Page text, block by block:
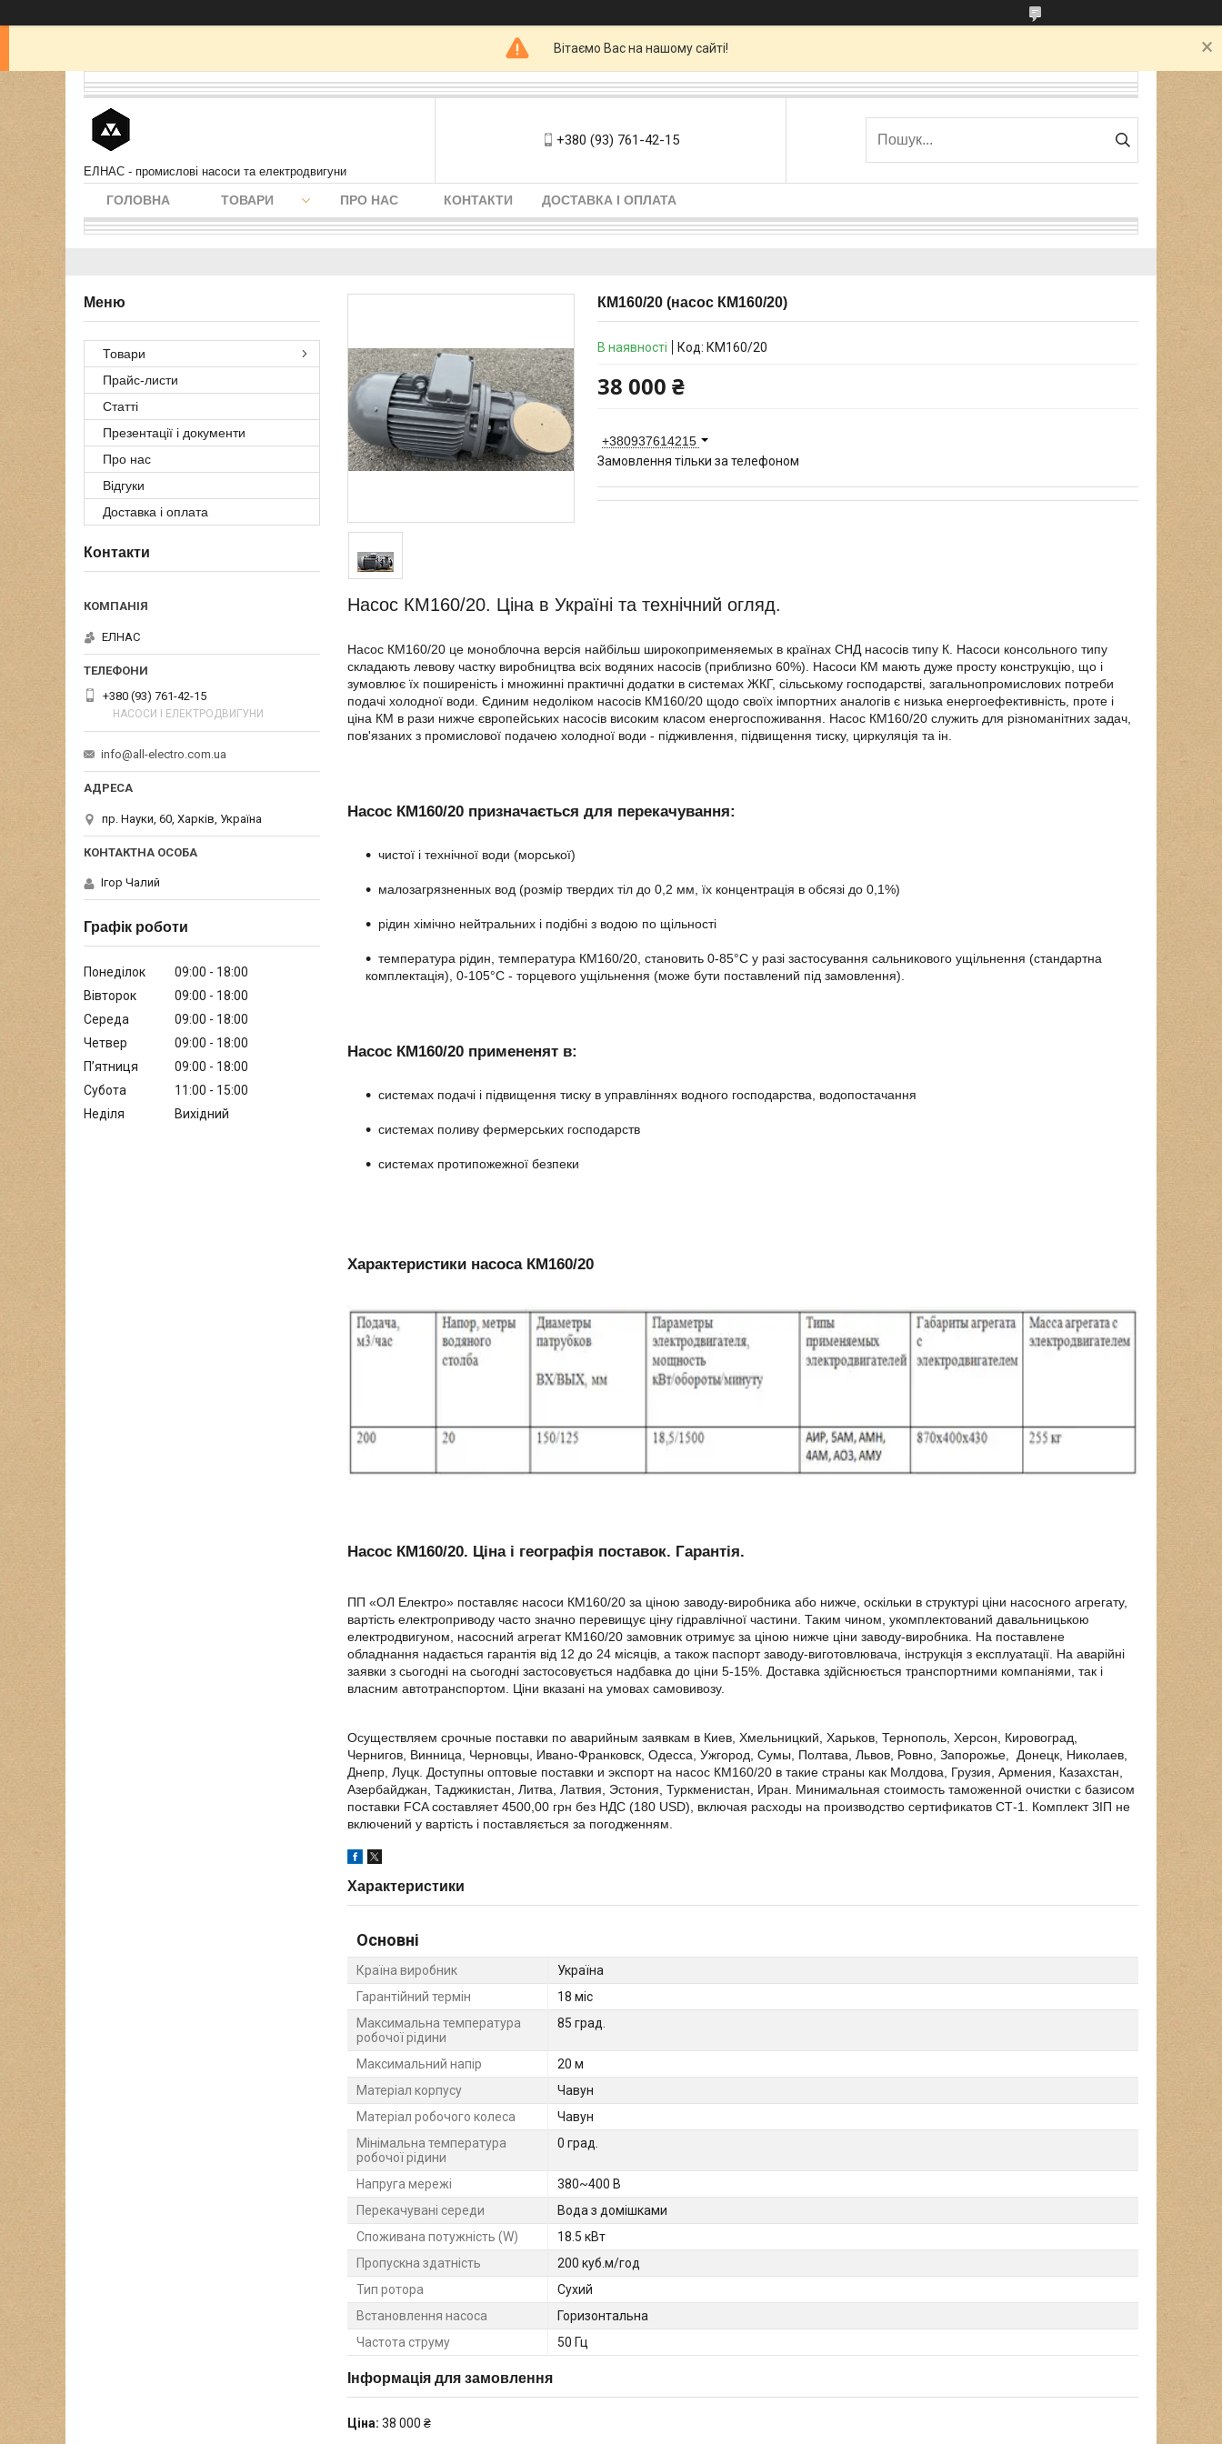
Вітаємо Вас на нашому сайті!
ЕЛНАС - промислові насоси та електродвигуни
+380 (93) 761-42-15
ГОЛОВНА ТОВАРИ ПРО НАС КОНТАКТИ ДОСТАВКА І ОПЛАТА
КМ160/20 (насос КМ160/20)
В наявності Код: КМ160/20
38 000 ₴
+380937614215
Замовлення тільки за телефоном
Насос КМ160/20. Ціна в Україні та технічний огляд.
Насос КМ160/20 це моноблочна версія найбільш широкоприменяемых в країнах СНД насосів типу К. Насоси консольного типу
складають левову частку виробництва всіх водяних насосів (приблизно 60%). Насоси КМ мають дуже просту конструкцію, що і
зумовлює їх поширеність і множинні практичні додатки в системах ЖКГ, сільському господарстві, загальнопромислових потреби
подачі холодної води. Єдиним недоліком насосів КМ160/20 щодо своїх імпортних аналогів є низька енергоефективність, проте і
ціна КМ в рази нижче європейських насосів високим класом енергоспоживання. Насос КМ160/20 служить для різноманітних задач,
пов'язаних з промислової подачею холодної води - підживлення, підвищення тиску, циркуляція та ін.
Насос КМ160/20 призначається для перекачування:
чистої і технічної води (морської)
малозагрязненных вод (розмір твердих тіл до 0,2 мм, їх концентрація в обсязі до 0,1%)
рідин хімічно нейтральних і подібні з водою по щільності
температура рідин, температура КМ160/20, становить 0-85°C у разі застосування сальникового ущільнення (стандартна
комплектація), 0-105°C - торцевого ущільнення (може бути поставлений під замовлення).
Насос КМ160/20 примененят в:
системах подачі і підвищення тиску в управліннях водного господарства, водопостачання
системах поливу фермерських господарств
системах протипожежної безпеки
Характеристики насоса КМ160/20
Насос КМ160/20. Ціна і географія поставок. Гарантія.
ПП «ОЛ Електро» поставляє насоси КМ160/20 за ціною заводу-виробника або нижче, оскільки в структурі ціни насосного агрегату,
вартість електроприводу часто значно перевищує ціну гідравлічної частини. Таким чином, укомплектований давальницькою
електродвигуном, насосний агрегат КМ160/20 замовник отримує за ціною нижче ціни заводу-виробника. На поставлене
обладнання надається гарантія від 12 до 24 місяців, а також паспорт заводу-виготовлювача, інструкція з експлуатації. На аварійні
заявки з сьогодні на сьогодні застосовується надбавка до ціни 5-15%. Доставка здійснюється транспортними компаніями, так і
власним автотранспортом. Ціни вказані на умовах самовивозу.
Осуществляем срочные поставки по аварийным заявкам в Киев, Хмельницкий, Харьков, Тернополь, Херсон, Кировоград,
Чернигов, Винница, Черновцы, Ивано-Франковск, Одесса, Ужгород, Сумы, Полтава, Львов, Ровно, Запорожье, Донецк, Николаев,
Днепр, Луцк. Доступны оптовые поставки и экспорт на насос КМ160/20 в такие страны как Молдова, Грузия, Армения, Казахстан,
Азербайджан, Таджикистан, Литва, Латвия, Эстония, Туркменистан, Иран. Минимальная стоимость таможенной очистки с базисом
поставки FCA составляет 4500,00 грн без НДС (180 USD), включая расходы на производство сертификатов СТ-1. Комплект ЗІП не
включений у вартість і поставляється за погодженням.
Характеристики
Основні
Країна виробник
Україна
Гарантійний термін
18 міс
Максимальна температура
робочої рідини
85 град.
Максимальний напір
20 м
Матеріал корпусу
Чавун
Матеріал робочого колеса
Чавун
Мінімальна температура
робочої рідини
0 град.
Напруга мережі
380~400 В
Перекачувані середи
Вода з домішками
Споживана потужність (W)
18.5 кВт
Пропускна здатність
200 куб.м/год
Тип ротора
Сухий
Встановлення насоса
Горизонтальна
Частота струму
50 Гц
Інформація для замовлення
Ціна: 38 000 ₴
Товари
Прайс-листи
Статті
Презентації і документи
Про нас
Відгуки
Доставка і оплата
Контакти
ЕЛНАС
+380 (93) 761-42-15
НАСОСИ І ЕЛЕКТРОДВИГУНИ
info@all-electro.com.ua
пр. Науки, 60, Харків, Україна
Ігор Чалий
Графік роботи
Понеділок 09:00
18:00
Вівторок
09:00
18:00
Середа
09:00
18:00
Четвер
09:00
18:00
Пʼятниця
09:00
18:00
Субота
11:00
15:00
Неділя
Вихідний